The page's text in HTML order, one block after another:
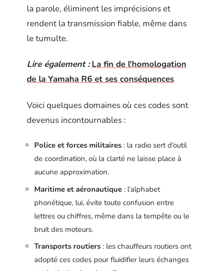
la parole, éliminent les imprécisions et
rendent la transmission fiable, même dans
le tumulte.
Lire également : La fin de l'homologation
de la Yamaha R6 et ses conséquences
Voici quelques domaines où ces codes sont
devenus incontournables :
Police et forces militaires : la radio sert d’outil
de coordination, où la clarté ne laisse place à
aucune approximation.
Maritime et aéronautique : l’alphabet
phonétique, lui, évite toute confusion entre
lettres ou chiffres, même dans la tempête ou le
bruit des moteurs.
Transports routiers : les chauffeurs routiers ont
adopté ces codes pour fluidifier leurs échanges